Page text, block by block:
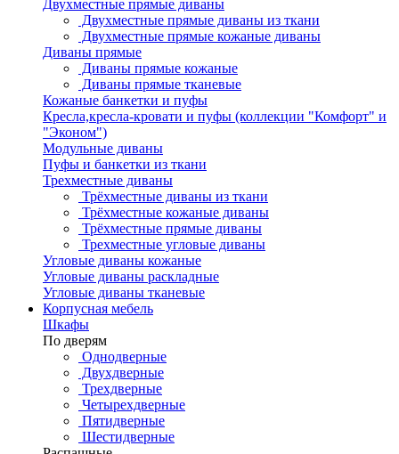
Двухместные прямые диваны
Двухместные прямые диваны из ткани
Двухместные прямые кожаные диваны
Диваны прямые
Диваны прямые кожаные
Диваны прямые тканевые
Кожаные банкетки и пуфы
Кресла,кресла-кровати и пуфы (коллекции "Комфорт" и
"Эконом")
Модульные диваны
Пуфы и банкетки из ткани
Трехместные диваны
Трёхместные диваны из ткани
Трёхместные кожаные диваны
Трёхместные прямые диваны
Трехместные угловые диваны
Угловые диваны кожаные
Угловые диваны раскладные
Угловые диваны тканевые
Корпусная мебель
Шкафы
По дверям
Однодверные
Двухдверные
Трехдверные
Четырехдверные
Пятидверные
Шестидверные